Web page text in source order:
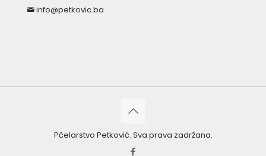
info@petkovic.ba
Pčelarstvo Petković. Sva prava zadržana.